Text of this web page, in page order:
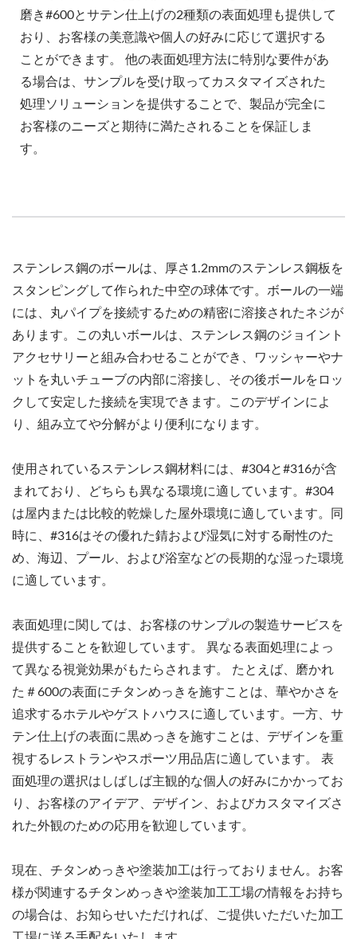
磨き#600とサテン仕上げの2種類の表面処理も提供して
おり、お客様の美意識や個人の好みに応じて選択する
ことができます。 他の表面処理方法に特別な要件があ
る場合は、サンプルを受け取ってカスタマイズされた
処理ソリューションを提供することで、製品が完全に
お客様のニーズと期待に満たされることを保証しま
す。
ステンレス鋼のボールは、厚さ1.2mmのステンレス鋼板を
スタンピングして作られた中空の球体です。ボールの一端
には、丸パイプを接続するための精密に溶接されたネジが
あります。この丸いボールは、ステンレス鋼のジョイント
アクセサリーと組み合わせることができ、ワッシャーやナ
ットを丸いチューブの内部に溶接し、その後ボールをロッ
クして安定した接続を実現できます。このデザインによ
り、組み立てや分解がより便利になります。
使用されているステンレス鋼材料には、#304と#316が含
まれており、どちらも異なる環境に適しています。#304
は屋内または比較的乾燥した屋外環境に適しています。同
時に、#316はその優れた錆および湿気に対する耐性のた
め、海辺、プール、および浴室などの長期的な湿った環境
に適しています。
表面処理に関しては、お客様のサンプルの製造サービスを
提供することを歓迎しています。 異なる表面処理によっ
て異なる視覚効果がもたらされます。 たとえば、磨かれ
た＃600の表面にチタンめっきを施すことは、華やかさを
追求するホテルやゲストハウスに適しています。一方、サ
テン仕上げの表面に黒めっきを施すことは、デザインを重
視するレストランやスポーツ用品店に適しています。 表
面処理の選択はしばしば主観的な個人の好みにかかってお
り、お客様のアイデア、デザイン、およびカスタマイズさ
れた外観のための応用を歓迎しています。
現在、チタンめっきや塗装加工は行っておりません。お客
様が関連するチタンめっきや塗装加工工場の情報をお持ち
の場合は、お知らせいただければ、ご提供いただいた加工